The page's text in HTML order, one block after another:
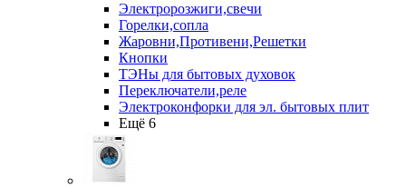
Электророзжиги,свечи
Горелки,сопла
Жаровни,Противени,Решетки
Кнопки
ТЭНы для бытовых духовок
Переключатели,реле
Электроконфорки для эл. бытовых плит
Ещё 6